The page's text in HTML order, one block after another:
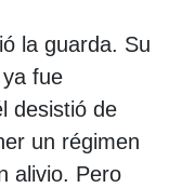
la guarda. Su
fue
desistió de
un régimen
alivio. Pero